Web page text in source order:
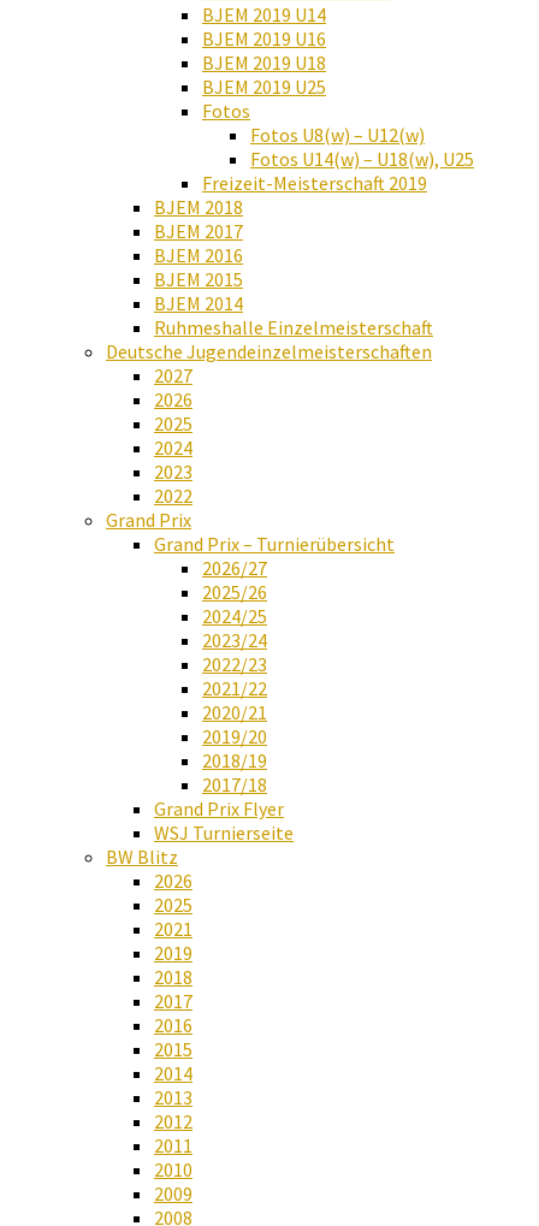
BJEM 2019 U14
BJEM 2019 U16
BJEM 2019 U18
BJEM 2019 U25
Fotos
Fotos U8(w) – U12(w)
Fotos U14(w) – U18(w), U25
Freizeit-Meisterschaft 2019
BJEM 2018
BJEM 2017
BJEM 2016
BJEM 2015
BJEM 2014
Ruhmeshalle Einzelmeisterschaft
Deutsche Jugendeinzelmeisterschaften
2027
2026
2025
2024
2023
2022
Grand Prix
Grand Prix – Turnierübersicht
2026/27
2025/26
2024/25
2023/24
2022/23
2021/22
2020/21
2019/20
2018/19
2017/18
Grand Prix Flyer
WSJ Turnierseite
BW Blitz
2026
2025
2021
2019
2018
2017
2016
2015
2014
2013
2012
2011
2010
2009
2008